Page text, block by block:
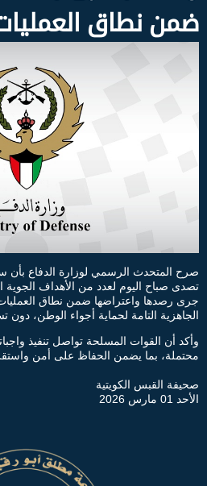
ضمن نطاق
صرح المتحدث الرسمي لوزارة الدفاع بأن
تصدى صباح اليوم لعدد من الأهداف الجوية
جرى رصدها واعتراضها ضمن نطاق العمليات
الجاهزية التامة لحماية أجواء الوطن، دون
وأكد أن القوات المسلحة تواصل تنفيذ
محتملة، بما يضمن الحفاظ على أمن
صحيفة القبس الكويتية
الأحد 01 مارس 2026